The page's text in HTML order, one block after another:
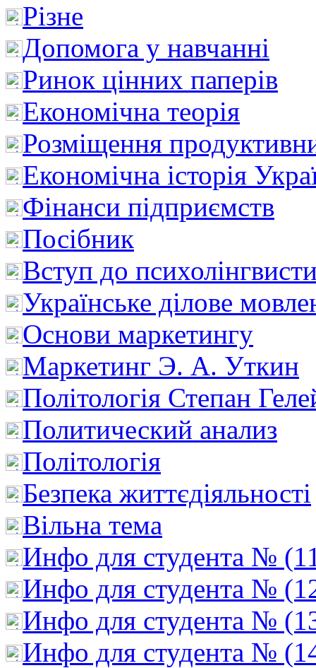
Різне
Допомога у навчанні
Ринок цінних паперів
Економічна теорія
Розміщення
Економічна історія
Фінанси підприємств
Посібник
Вступ до
Українське ділове
Основи маркетингу
Маркетинг Э. А. Уткин
Політологія Степан
Политический анализ
Політологія
Безпека життєдіяльності
Вільна тема
Инфо для студента №
Инфо для студента №
Инфо для студента №
Инфо для студента №